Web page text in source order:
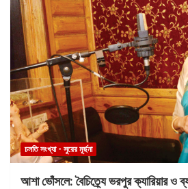
চলতি সংখ্যা - সুরের মূর্ছনা
আশা ভোঁসলে: বৈচিত্র্যে ভরপুর ক্যারিয়ার ও